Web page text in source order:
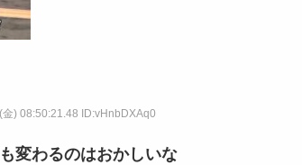
) 08:50:21.48 ID:vHnbDXAq0
変わるのはおかしいな